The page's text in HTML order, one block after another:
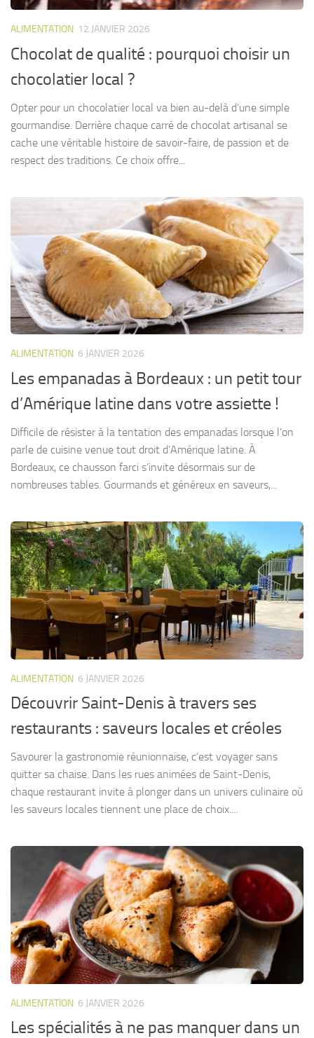
ALIMENTATION 12 JANVIER 2026
Chocolat de qualité : pourquoi choisir un
chocolatier local ?
Opter pour un chocolatier local va bien au-delà d’une simple
gourmandise. Derrière chaque carré de chocolat artisanal se
cache une véritable histoire de savoir-faire, de passion et de
respect des traditions. Ce choix offre...
ALIMENTATION 6 JANVIER 2026
Les empanadas à Bordeaux : un petit tour
d’Amérique latine dans votre assiette !
Difficile de résister à la tentation des empanadas lorsque l’on
parle de cuisine venue tout droit d’Amérique latine. À
Bordeaux, ce chausson farci s’invite désormais sur de
nombreuses tables. Gourmands et généreux en saveurs,...
ALIMENTATION 6 JANVIER 2026
Découvrir Saint-Denis à travers ses
restaurants : saveurs locales et créoles
Savourer la gastronomie réunionnaise, c’est voyager sans
quitter sa chaise. Dans les rues animées de Saint-Denis,
chaque restaurant invite à plonger dans un univers culinaire où
les saveurs locales tiennent une place de choix....
ALIMENTATION 6 JANVIER 2026
Les spécialités à ne pas manquer dans un